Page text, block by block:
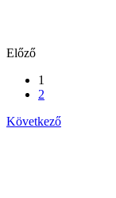
Előző
1
2
Következő